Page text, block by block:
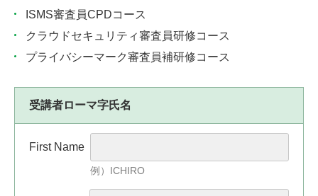
ISMS審査員CPDコース
クラウドセキュリティ審査員研修コース
プライバシーマーク審査員補研修コース
受講者ローマ字氏名
First Name
例）ICHIRO